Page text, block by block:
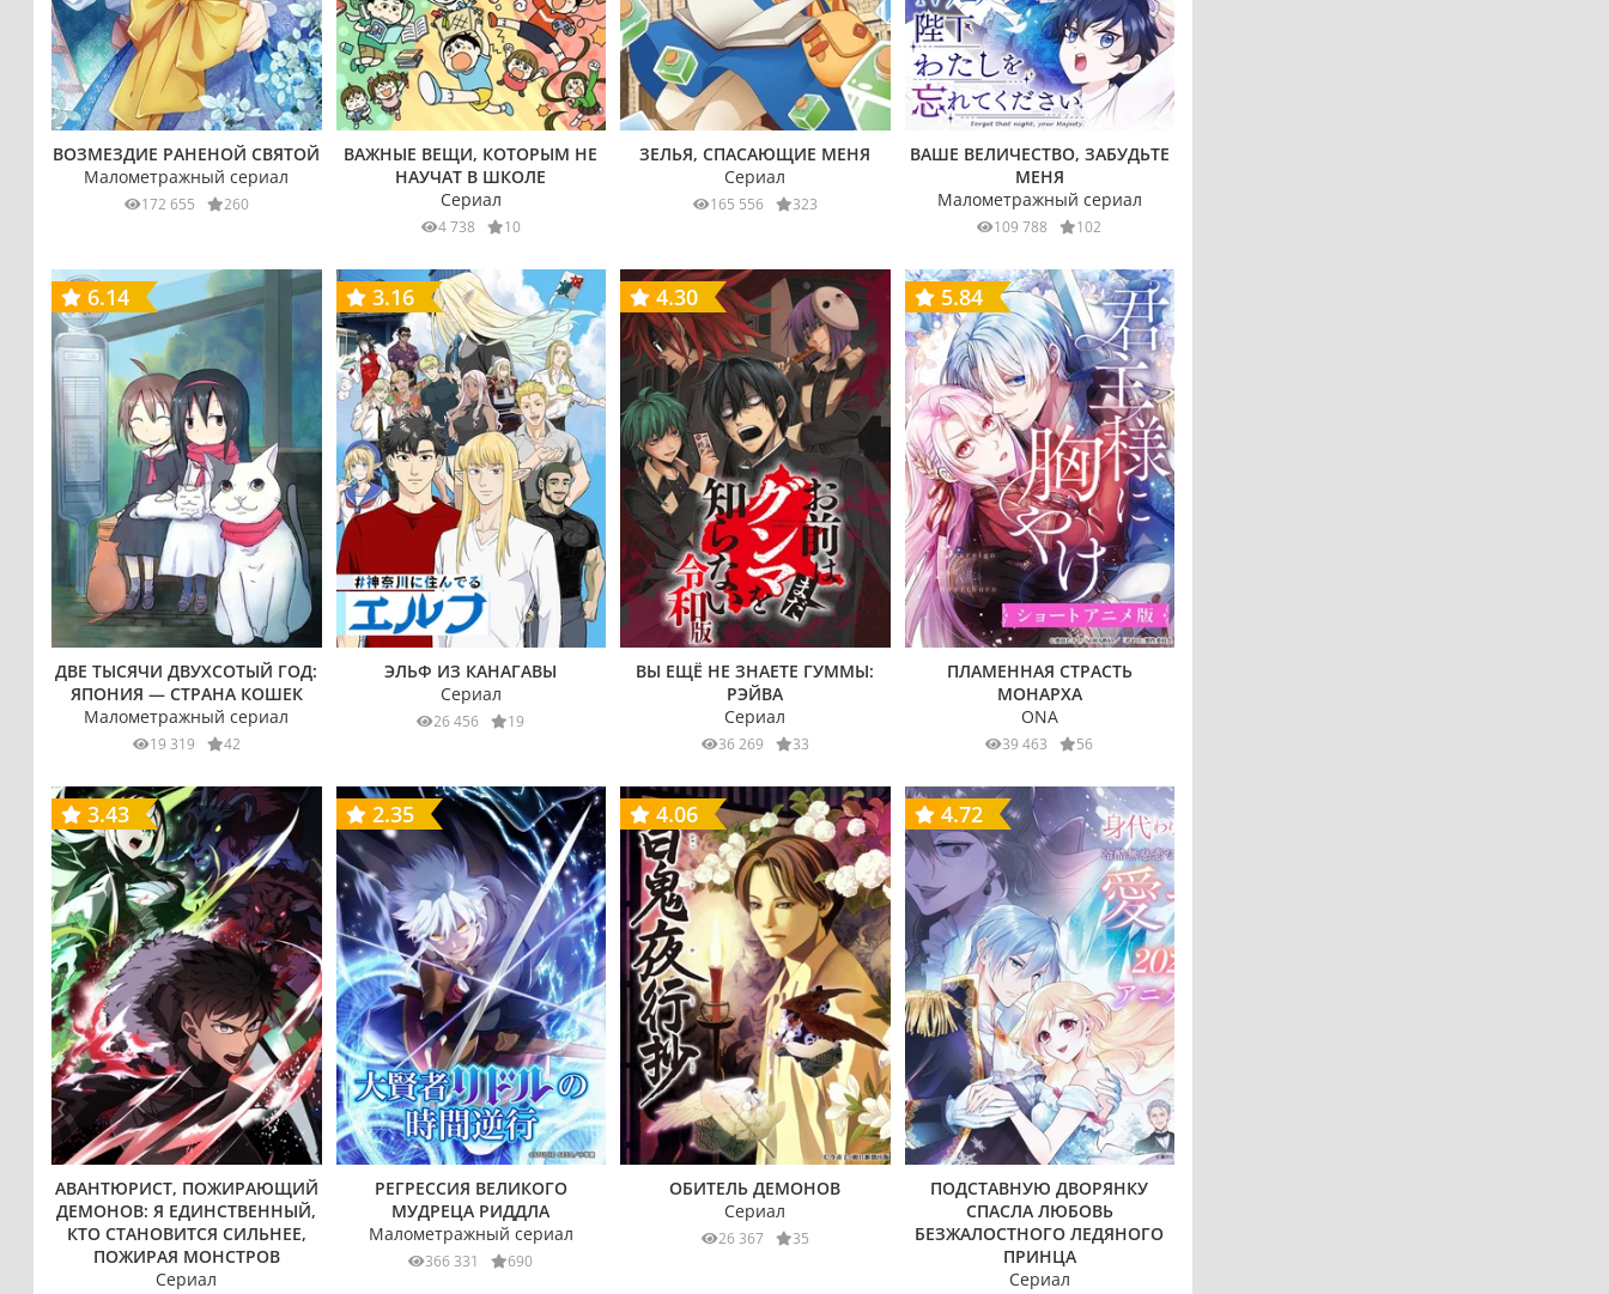
ВОЗМЕЗДИЕ РАНЕНОЙ СВЯТОЙ
Малометражный сериал
172 655 260
ВАЖНЫЕ ВЕЩИ, КОТОРЫМ НЕ
НАУЧАТ В ШКОЛЕ
Сериал
4 738 10
ЗЕЛЬЯ, СПАСАЮЩИЕ МЕНЯ
Сериал
165 556 323
ВАШЕ ВЕЛИЧЕСТВО, ЗАБУДЬТЕ
МЕНЯ
Малометражный сериал
109 788 102
6.14
ДВЕ ТЫСЯЧИ ДВУХСОТЫЙ ГОД:
ЯПОНИЯ — СТРАНА КОШЕК
Малометражный сериал
19 319 42
3.16
ЭЛЬФ ИЗ КАНАГАВЫ
Сериал
26 456 19
4.30
ВЫ ЕЩЁ НЕ ЗНАЕТЕ ГУММЫ:
РЭЙВА
Сериал
36 269 33
5.84
ПЛАМЕННАЯ СТРАСТЬ
МОНАРХА
ONA
39 463 56
3.43
АВАНТЮРИСТ, ПОЖИРАЮЩИЙ
ДЕМОНОВ: Я ЕДИНСТВЕННЫЙ,
КТО СТАНОВИТСЯ СИЛЬНЕЕ,
ПОЖИРАЯ МОНСТРОВ
Сериал
2.35
РЕГРЕССИЯ ВЕЛИКОГО
МУДРЕЦА РИДДЛА
Малометражный сериал
366 331 690
4.06
ОБИТЕЛЬ ДЕМОНОВ
Сериал
26 367 35
4.72
ПОДСТАВНУЮ ДВОРЯНКУ
СПАСЛА ЛЮБОВЬ
БЕЗЖАЛОСТНОГО ЛЕДЯНОГО
ПРИНЦА
Сериал